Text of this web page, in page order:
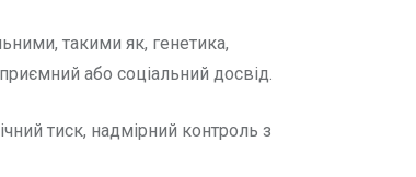
такими як, генетика,
або соціальний досвід.
тиск, надмірний контроль з